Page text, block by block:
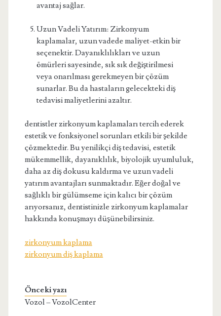
avantaj sağlar.
Uzun Vadeli Yatırım: Zirkonyum
kaplamalar, uzun vadede maliyet-etkin bir
seçenektir. Dayanıklılıkları ve uzun
ömürleri sayesinde, sık sık değiştirilmesi
veya onarılması gerekmeyen bir çözüm
sunarlar. Bu da hastaların gelecekteki diş
tedavisi maliyetlerini azaltır.
dentistler zirkonyum kaplamaları tercih ederek
estetik ve fonksiyonel sorunları etkili bir şekilde
çözmektedir. Bu yenilikçi diş tedavisi, estetik
mükemmellik, dayanıklılık, biyolojik uyumluluk,
daha az diş dokusu kaldırma ve uzun vadeli
yatırım avantajları sunmaktadır. Eğer doğal ve
sağlıklı bir gülümseme için kalıcı bir çözüm
arıyorsanız, dentistinizle zirkonyum kaplamalar
hakkında konuşmayı düşünebilirsiniz.
zirkonyum kaplama
zirkonyum diş kaplama
Önceki yazı
Vozol – VozolCenter